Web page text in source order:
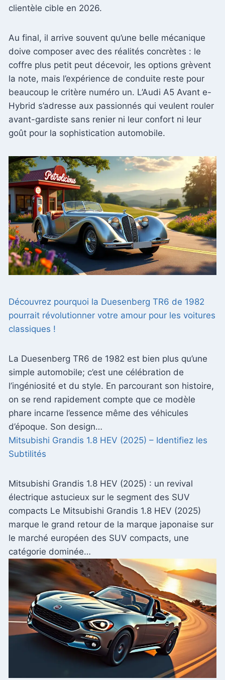
clientèle cible en 2026.
Au final, il arrive souvent qu’une belle mécanique
doive composer avec des réalités concrètes : le
coffre plus petit peut décevoir, les options grèvent
la note, mais l’expérience de conduite reste pour
beaucoup le critère numéro un. L’Audi A5 Avant e-
Hybrid s’adresse aux passionnés qui veulent rouler
avant-gardiste sans renier ni leur confort ni leur
goût pour la sophistication automobile.
Découvrez pourquoi la Duesenberg TR6 de 1982
pourrait révolutionner votre amour pour les voitures
classiques !
La Duesenberg TR6 de 1982 est bien plus qu’une
simple automobile; c’est une célébration de
l’ingéniosité et du style. En parcourant son histoire,
on se rend rapidement compte que ce modèle
phare incarne l’essence même des véhicules
d’époque. Son design…
Mitsubishi Grandis 1.8 HEV (2025) – Identifiez les
Subtilités
Mitsubishi Grandis 1.8 HEV (2025) : un revival
électrique astucieux sur le segment des SUV
compacts Le Mitsubishi Grandis 1.8 HEV (2025)
marque le grand retour de la marque japonaise sur
le marché européen des SUV compacts, une
catégorie dominée…